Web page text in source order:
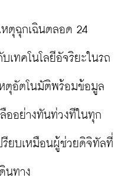
ตุฉุกเฉินตลอด 24
เทคโนโลยีอัจริยะในรถ
ตุอัตโนมัติพร้อมข้อมูล
ออย่างทันท่วงทีในทุก
ยบเหมือนผู้ช่วยดิจิทัลที่
นทาง